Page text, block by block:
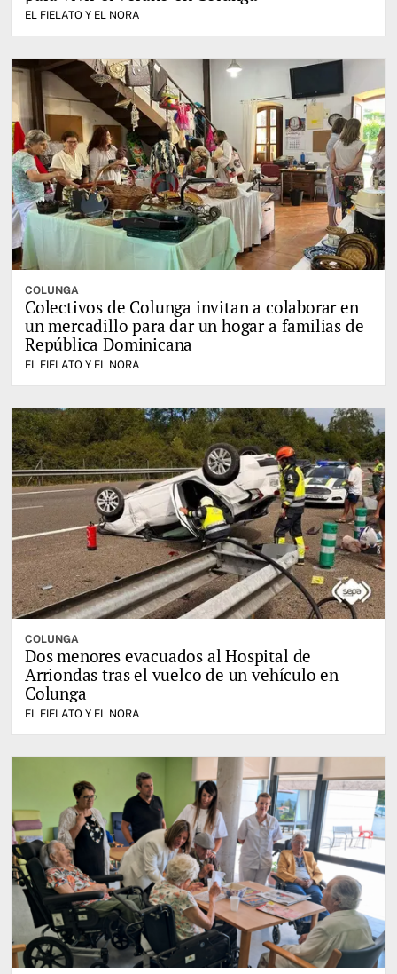
EL FIELATO Y EL NORA
COLUNGA
Colectivos de Colunga invitan a colaborar en
un mercadillo para dar un hogar a familias de
República Dominicana
EL FIELATO Y EL NORA
COLUNGA
Dos menores evacuados al Hospital de
Arriondas tras el vuelco de un vehículo en
Colunga
EL FIELATO Y EL NORA